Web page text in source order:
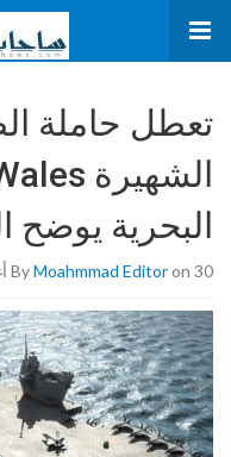
تعطل حاملة
البحرية يوضح
ByMoahmmad Editoron 30 أغسطس، 2022